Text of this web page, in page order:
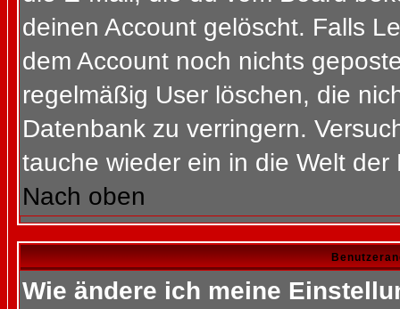
deinen Account gelöscht. Falls
dem Account noch nichts
regelmäßig User löschen, die
Datenbank zu verringern.
tauche wieder ein in die Welt der
Nach oben
Wie ändere ich meine